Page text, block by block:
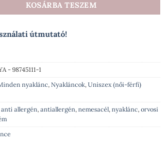
KOSÁRBA TESZEM
útmutató!
- 98745111-1
nyaklánc,Nyakláncok,Uniszex (női-férfi)
anti allergén,antiallergén,nemesacél,nyaklánc,orvosi